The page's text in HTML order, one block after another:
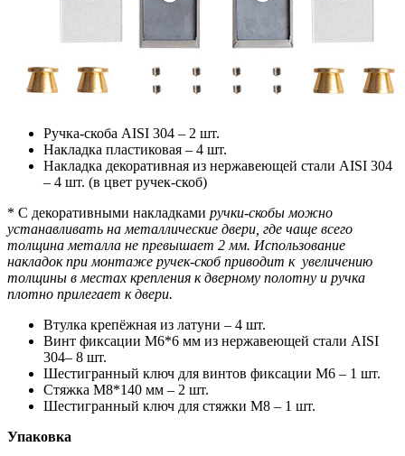
Ручка-скоба AISI 304 – 2 шт.
Накладка пластиковая – 4 шт.
Накладка декоративная из нержавеющей стали AISI 304
– 4 шт. (в цвет ручек-скоб)
* С декоративными накладками ручки-скобы можно
устанавливать на металлические двери, где чаще всего
толщина металла не превышает 2 мм. Использование
накладок при монтаже ручек-скоб приводит к увеличению
толщины в местах крепления к дверному полотну и ручка
плотно прилегает к двери.
Втулка крепёжная из латуни – 4 шт.
Винт фиксации M6*6 мм из нержавеющей стали AISI
304– 8 шт.
Шестигранный ключ для винтов фиксации М6 – 1 шт.
Стяжка М8*140 мм – 2 шт.
Шестигранный ключ для стяжки М8 – 1 шт.
Упаковка